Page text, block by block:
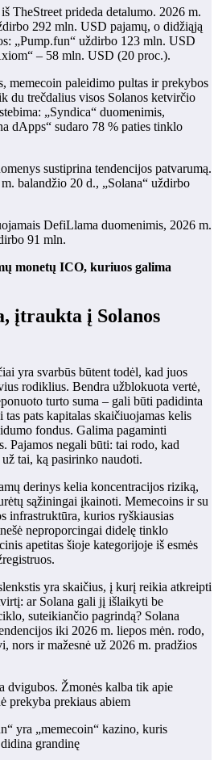
TheStreet prideda detalumo. 2026 m.
292 mln. USD pajamų, o didžiąją
„Pump.fun“ uždirbo 123 mln. USD
– 58 mln. USD (20 proc.).
memecoin paleidimo pultas ir prekybos
du trečdalius visos Solanos ketvirčio
„Syndica“ duomenimis,
dApps“ sudaro 78 % paties tinklo
sustiprina tendencijos patvarumą.
balandžio 20 d., „Solana“ uždirbo
DefiLlama duomenimis, 2026 m.
91 mln.
monetų ICO, kuriuos galima
įtraukta į Solanos
yra svarbūs būtent todėl, kad juos
rodiklius. Bendra užblokuota vertė,
turto suma – gali būti padidinta
pats kapitalas skaičiuojamas kelis
fondus. Galima pagaminti
Pajamos negali būti: tai rodo, kad
tai, ką pasirinko naudoti.
derinys kelia koncentracijos riziką,
sąžiningai įkainoti. Memecoins ir su
infrastruktūra, kurios ryškiausias
neproporcingai didelę tinklo
apetitas šioje kategorijoje iš esmės
yra skaičius, į kurį reikia atkreipti
ar Solana gali jį išlaikyti be
suteikiančio pagrindą? Solana
iki 2026 m. liepos mėn. rodo,
nors ir mažesnė už 2026 m. pradžios
dvigubos. Žmonės kalba tik apie
prekyba prekiaus abiem
yra „memecoin“ kazino, kuris
grandinę